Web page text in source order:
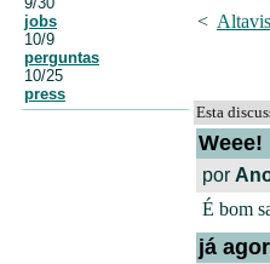
jobs
10/9
perguntas
10/25
press
<
Esta
Weee!
por
É bom
já